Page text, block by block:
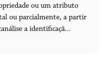
ou um atributo
ou parcialmente, a partir
a identificaçã...